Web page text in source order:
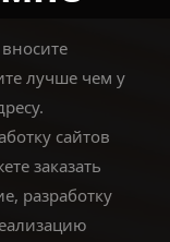
лучше чем у
сайтов
заказать
разработку